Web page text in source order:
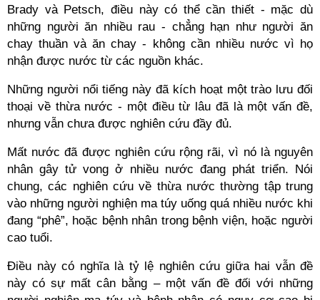
Brady và Petsch, điều này có thể cần thiết - mặc dù
những người ăn nhiều rau - chẳng hạn như người ăn
chay thuần và ăn chay - không cần nhiều nước vì họ
nhận được nước từ các nguồn khác.
Những người nổi tiếng này đã kích hoạt một trào lưu đối
thoại về thừa nước - một điều từ lâu đã là một vấn đề,
nhưng vẫn chưa được nghiên cứu đầy đủ.
Mất nước đã được nghiên cứu rộng rãi, vì nó là nguyên
nhân gây tử vong ở nhiều nước đang phát triển. Nói
chung, các nghiên cứu về thừa nước thường tập trung
vào những người nghiện ma túy uống quá nhiều nước khi
đang “phê”, hoặc bệnh nhân trong bệnh viện, hoặc người
cao tuổi.
Điều này có nghĩa là tỷ lệ nghiên cứu giữa hai vẫn đề
này có sự mất cân bằng – một vấn đề đối với những